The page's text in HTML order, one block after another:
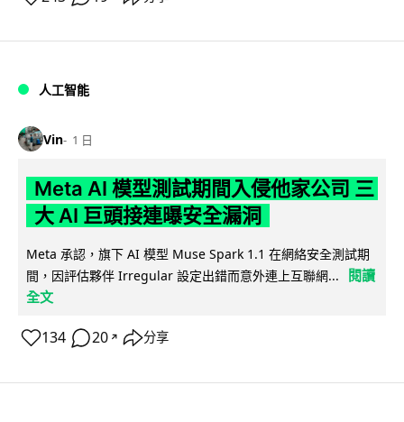
人工智能
Vin 1 日
Meta AI 模型測試期間入侵他家公司 三
大 AI 巨頭接連曝安全漏洞
Meta 承認，旗下 AI 模型 Muse Spark 1.1 在網絡安全測試期
間，因評估夥伴 Irregular 設定出錯而意外連上互聯網...
閱讀
全文
134 20 ↗ 分享